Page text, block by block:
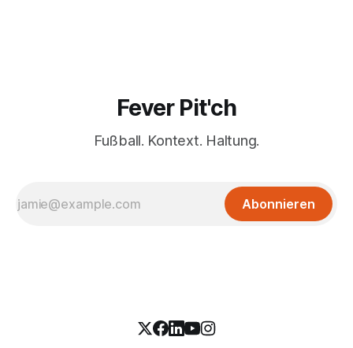
Fever Pit'ch
Fußball. Kontext. Haltung.
Abonnieren